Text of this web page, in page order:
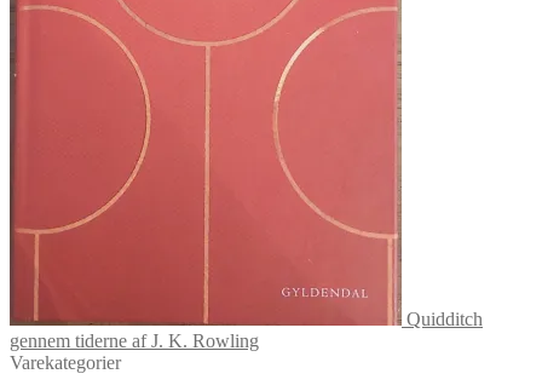
Quidditch
gennem tiderne af J. K. Rowling
Varekategorier